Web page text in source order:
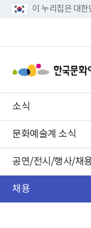
이 누리집은 대
소식
문화예술계 소식
공연/전시/행사/채
채용